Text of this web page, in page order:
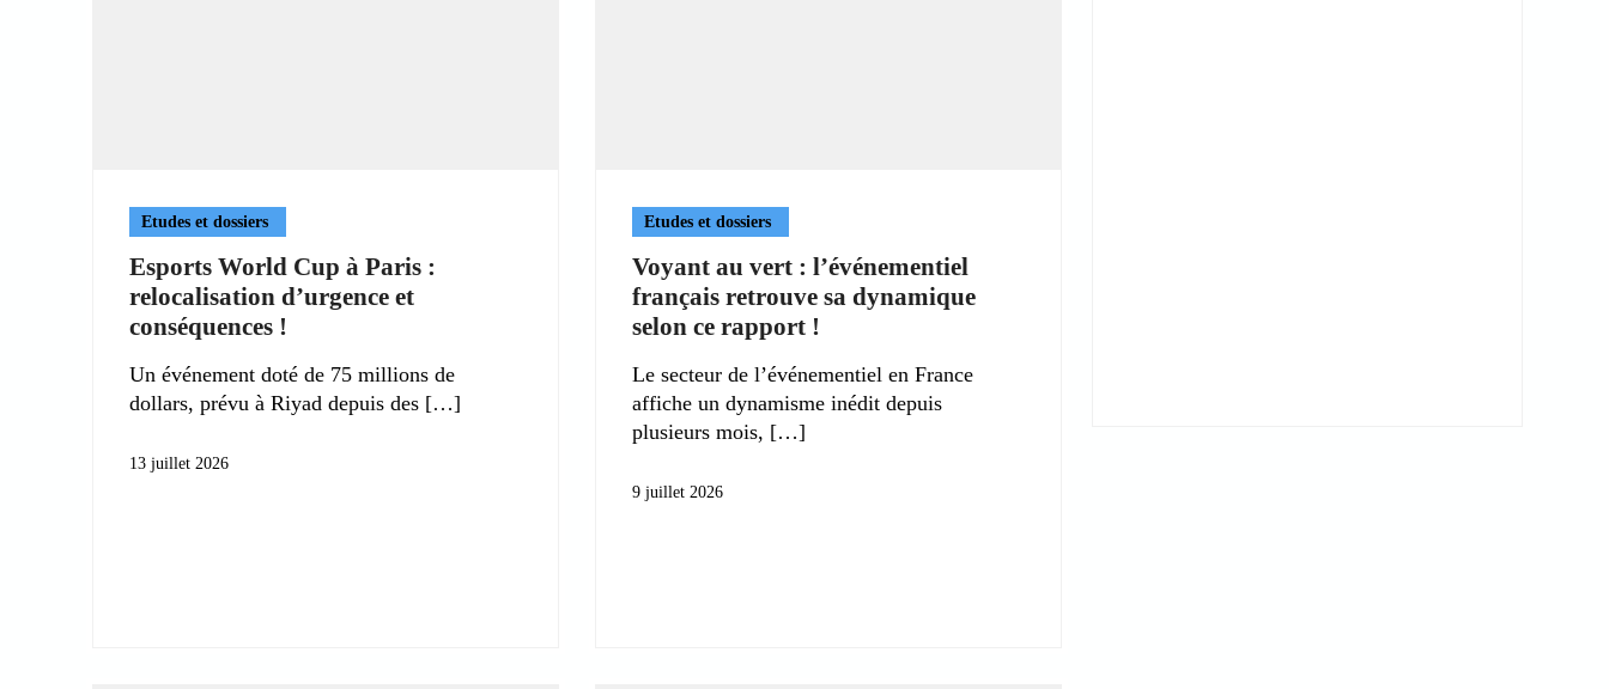
Etudes et dossiers
Esports World Cup à Paris :
relocalisation d’urgence et
conséquences !
Un événement doté de 75 millions de
dollars, prévu à Riyad depuis des
13 juillet 2026
Etudes et dossiers
Voyant au vert : l’événementiel
français retrouve sa dynamique
selon ce rapport !
Le secteur de l’événementiel en France
affiche un dynamisme inédit depuis
plusieurs mois,
9 juillet 2026